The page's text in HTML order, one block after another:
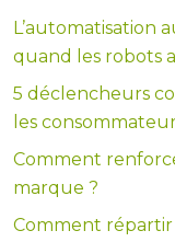
L’automatisation
quand les robots
5 déclencheurs
les
Comment
marque ?
Comment répartir